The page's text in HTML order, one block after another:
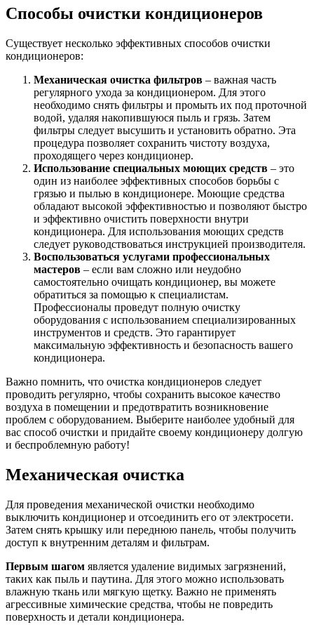
Способы очистки кондиционеров
Существует несколько эффективных способов очистки
кондиционеров:
Механическая очистка фильтров – важная часть
регулярного ухода за кондиционером. Для этого
необходимо снять фильтры и промыть их под проточной
водой, удаляя накопившуюся пыль и грязь. Затем
фильтры следует высушить и установить обратно. Эта
процедура позволяет сохранить чистоту воздуха,
проходящего через кондиционер.
Использование специальных моющих средств – это
один из наиболее эффективных способов борьбы с
грязью и пылью в кондиционере. Моющие средства
обладают высокой эффективностью и позволяют быстро
и эффективно очистить поверхности внутри
кондиционера. Для использования моющих средств
следует руководствоваться инструкцией производителя.
Воспользоваться услугами профессиональных
мастеров – если вам сложно или неудобно
самостоятельно очищать кондиционер, вы можете
обратиться за помощью к специалистам.
Профессионалы проведут полную очистку
оборудования с использованием специализированных
инструментов и средств. Это гарантирует
максимальную эффективность и безопасность вашего
кондиционера.
Важно помнить, что очистка кондиционеров следует
проводить регулярно, чтобы сохранить высокое качество
воздуха в помещении и предотвратить возникновение
проблем с оборудованием. Выберите наиболее удобный для
вас способ очистки и придайте своему кондиционеру долгую
и беспроблемную работу!
Механическая очистка
Для проведения механической очистки необходимо
выключить кондиционер и отсоединить его от электросети.
Затем снять крышку или переднюю панель, чтобы получить
доступ к внутренним деталям и фильтрам.
Первым шагом является удаление видимых загрязнений,
таких как пыль и паутина. Для этого можно использовать
влажную ткань или мягкую щетку. Важно не применять
агрессивные химические средства, чтобы не повредить
поверхность и детали кондиционера.